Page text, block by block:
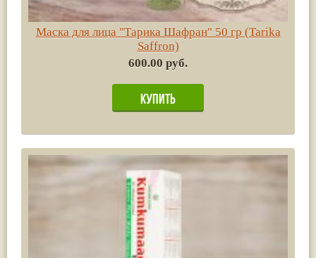
Маска для лица "Тарика Шафран" 50 гр (Tarika
Saffron)
600.00 руб.